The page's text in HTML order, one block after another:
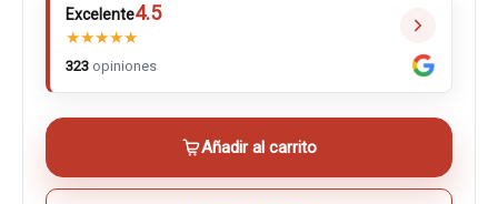
Excelente4.5
★★★★★
323 opiniones
Añadir al carrito